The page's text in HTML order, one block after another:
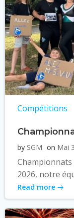
Compétitions
by SGM on Mai
Championnats
2026, notre
Read more